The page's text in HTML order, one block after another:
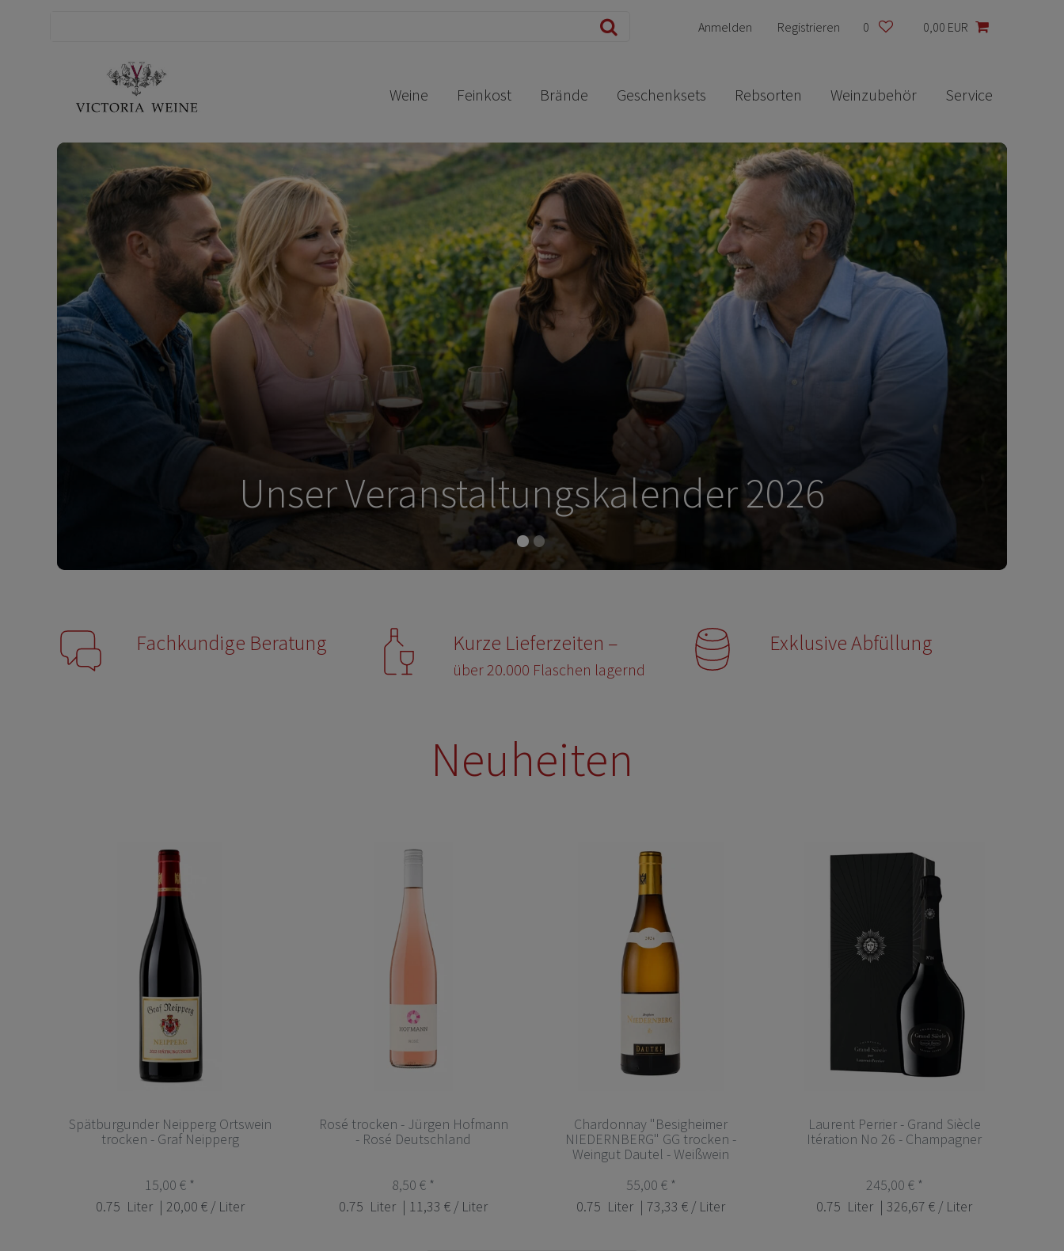
Anmelden Registrieren 0 0,00 EUR
Weine Feinkost Brände Geschenksets Rebsorten Weinzubehör Service
Geschenksets & Angebote
Fachkundige Beratung Kurze Lieferzeiten –
über 20.000 Flaschen lagernd
Exklusive Abfüllung
Neuheiten
Spätburgunder Neipperg Ortswein
trocken - Graf Neipperg
15,00 € *
0.75 Liter | 20,00 € / Liter
Rosé trocken - Jürgen Hofmann
- Rosé Deutschland
8,50 € *
0.75 Liter | 11,33 € / Liter
Chardonnay "Besigheimer
NIEDERNBERG" GG trocken -
Weingut Dautel - Weißwein
55,00 € *
0.75 Liter | 73,33 € / Liter
Laurent Perrier - Grand Siècle
Itération No 26 - Champagner
245,00 € *
0.75 Liter | 326,67 € / Liter